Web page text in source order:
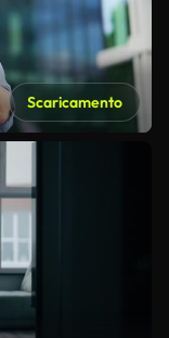
Scaricamento